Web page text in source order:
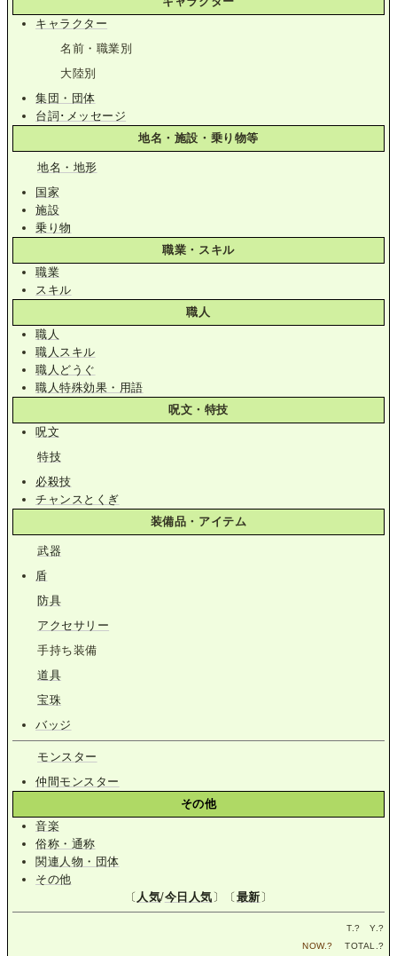
キャラクター
名前・職業別
大陸別
集団・団体
台詞･メッセージ
地名・施設・乗り物等
地名・地形
国家
施設
乗り物
職業・スキル
職業
スキル
職人
職人
職人スキル
職人どうぐ
職人特殊効果・用語
呪文・特技
呪文
特技
必殺技
チャンスとくぎ
装備品・アイテム
武器
盾
防具
アクセサリー
手持ち装備
道具
宝珠
バッジ
モンスター
仲間モンスター
その他
音楽
俗称・通称
関連人物・団体
その他
〔 人気/今日人気〕〔最新〕
T.? Y.?
NOW.? TOTAL.?